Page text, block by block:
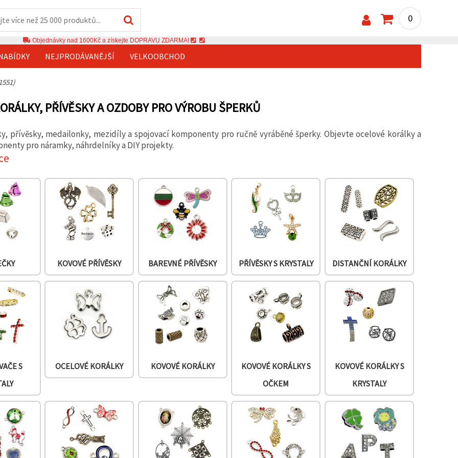
0
Objednávky nad 1600Kč a získejte DOPRAVU ZDARMA!
NEJPRODÁVANĚJŠÍ VELKOOBCHOD
PŘÍVĚSKY A OZDOBY PRO VÝROBU ŠPERKŮ
přívěsky, medailonky, mezidíly a spojovací komponenty pro ručně vyráběné šperky. Objevte ocelové korálky a
pro náramky, náhrdelníky a DIY projekty.
KOVOVÉ PŘÍVĚSKY BAREVNÉ PŘÍVĚSKY PŘÍVĚSKY S KRYSTALY DISTANČNÍ KORÁLKY
S
OCELOVÉ KORÁLKY KOVOVÉ KORÁLKY
KOVOVÉ KORÁLKY S
OČKEM
KOVOVÉ KORÁLKY S
KRYSTALY